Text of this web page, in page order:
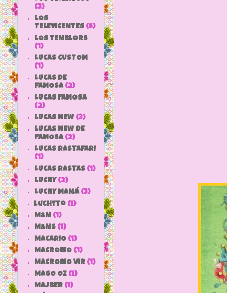
(3)
LOS
TELEVICENTES (6)
LOS TEMBLORS
(1)
LUCAS CUSTOM
(1)
LUCAS DE
FAMOSA (2)
LUCAS FAMOSA
(2)
LUCAS NEW (3)
LUCAS NEW DE
FAMOSA (2)
LUCAS RASTAFARI
(1)
LUCAS RASTAS (1)
LUCHY (2)
LUCHY MAMÁ (3)
luchyto (1)
M&M (1)
M&MS (1)
MACARIO (1)
MACROBIO (1)
MACROBIO VIR (1)
MAGO OZ (1)
MAJBER (1)